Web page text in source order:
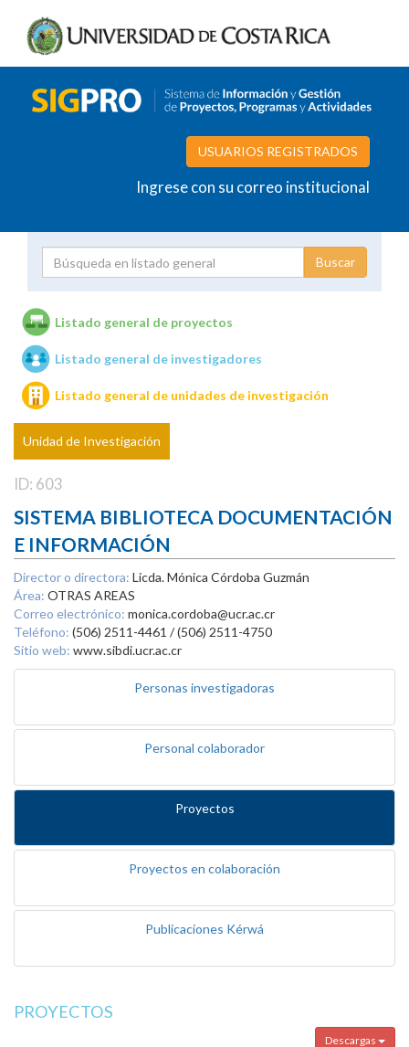
USUARIOS REGISTRADOS
Ingrese con su correo institucional
Unidades de investigación
Listado general de proyectos
Listado general de investigadores
Listado general de unidades de investigación
Unidad de Investigación
ID: 603
SISTEMA BIBLIOTECA DOCUMENTACIÓN
E INFORMACIÓN
Director o directora: Licda. Mónica Córdoba Guzmán
Área: OTRAS AREAS
Correo electrónico: monica.cordoba@ucr.ac.cr
Teléfono: (506) 2511-4461 / (506) 2511-4750
Sitio web: www.sibdi.ucr.ac.cr
Personas investigadoras
Personal colaborador
Proyectos
Proyectos en colaboración
Publicaciones Kérwá
PROYECTOS
Descargas